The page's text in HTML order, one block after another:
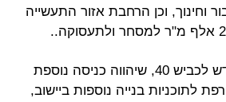
מ"ר של מבני ציבור וחינוך, וכן הרחבת אזור התעשייה
בנוסף כוללת התוכנית סלילת כביש גישה חדש לכביש 40, שיהווה כניסה נוספת
לתוכניות בנייה נוספות ביישוב,